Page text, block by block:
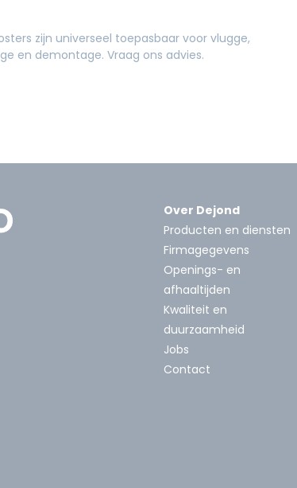
zijn universeel toepasbaar voor vlugge,
en demontage. Vraag ons advies.
Over Dejond
Producten en diensten
Firmagegevens
Openings- en
afhaaltijden
Kwaliteit en
duurzaamheid
Jobs
Contact